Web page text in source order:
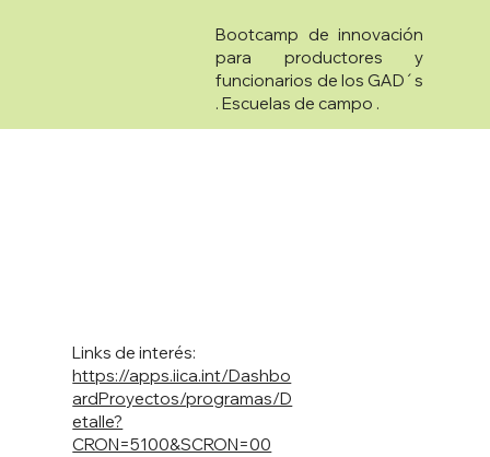
Bootcamp de innovación
para productores y
funcionarios de los GAD´s
. Escuelas de campo .
https://apps.iica.int/Dashbo
ardProyectos/programas/D
etalle?
CRON=5100&SCRON=00
Links de interés: